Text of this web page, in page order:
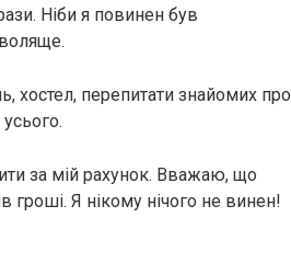
Ніби я повинен був
хостел, перепитати знайомих про
за мій рахунок. Вважаю, що
Я нікому нічого не винен!